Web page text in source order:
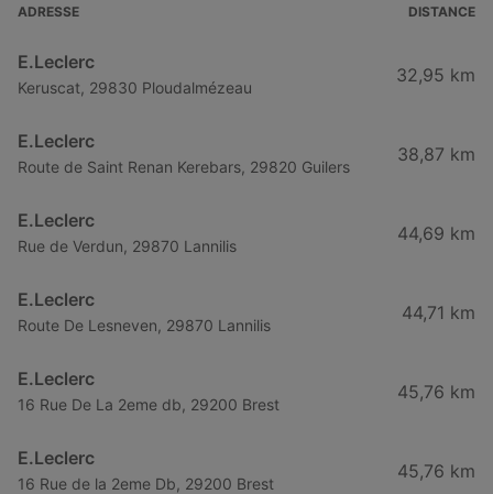
ADRESSE DISTANCE
E.Leclerc
Keruscat, 29830 Ploudalmézeau
32,95 km
E.Leclerc
Route de Saint Renan Kerebars, 29820 Guilers
38,87 km
E.Leclerc
Rue de Verdun, 29870 Lannilis
44,69 km
E.Leclerc
Route De Lesneven, 29870 Lannilis
44,71 km
E.Leclerc
16 Rue De La 2eme db, 29200 Brest
45,76 km
E.Leclerc
16 Rue de la 2eme Db, 29200 Brest
45,76 km